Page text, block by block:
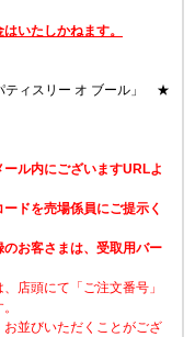
いたしかねます。
ティスリー オ ブール」 ★
ル内にございますURLよ
ドを売場係員にご提示く
お客さまは、受取用バー
店頭にて「ご注文番号」
並びいただくことがござ